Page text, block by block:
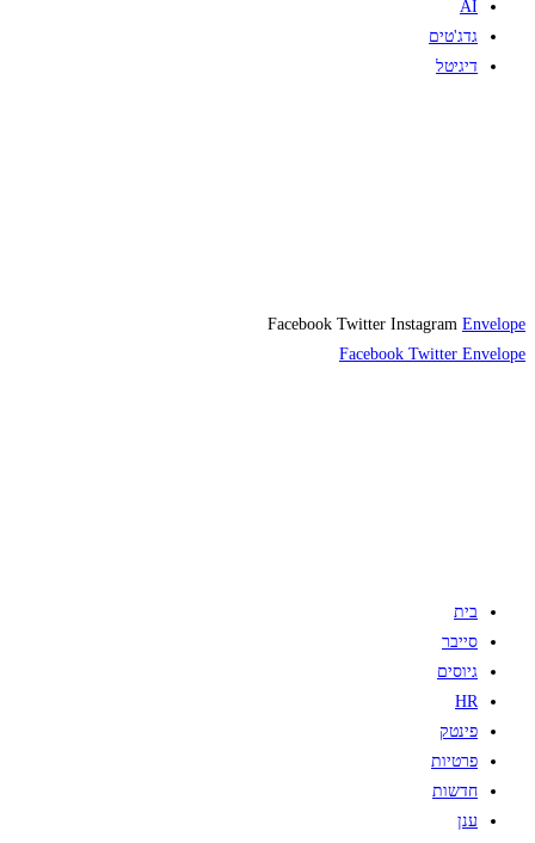
AI
גדג'טים
דיגיטל
Facebook Twitter Instagram Envelope
Facebook Twitter Envelope
בית
סייבר
גיוסים
HR
פינטק
פרטיות
חדשות
ענן